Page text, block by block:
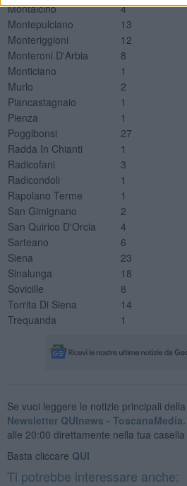
Montalcino
4
Montepulciano
13
Monteriggioni
12
Monteroni D'Arbia
8
Monticiano
1
Murlo
2
Piancastagnaio
1
Pienza
1
Poggibonsi
27
Radda In Chianti
1
Radicofani
3
Radicondoli
1
Rapolano Terme
1
San Gimignano
2
San Quirico D'Orcia
4
Sarteano
6
Siena
23
Sinalunga
18
Sovicille
8
Torrita Di Siena
14
Trequanda
1
Se vuoi leggere le notizie principali
Newsletter QUInews - ToscanaMedia.
alle 20:00 direttamente nella tua casella
Basta cliccare QUI
Ti potrebbe interessare anche: